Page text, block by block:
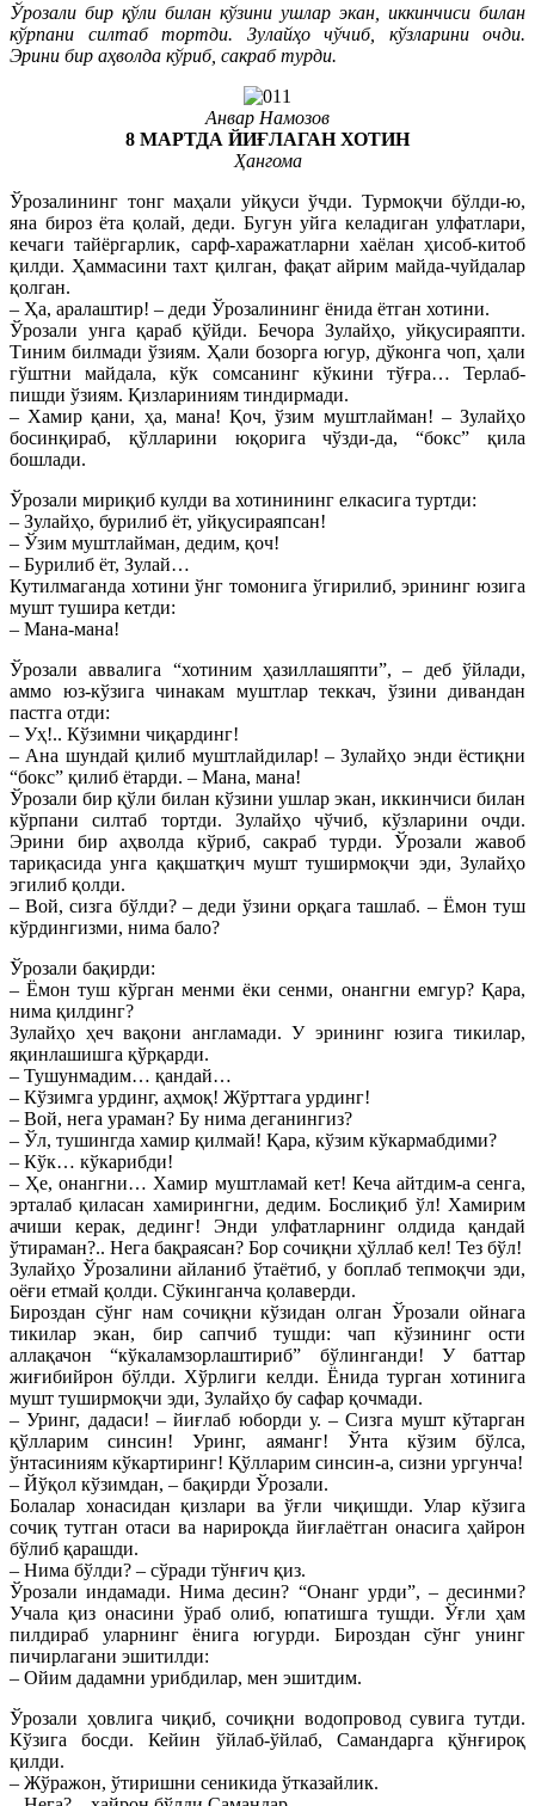
Ўрозали бир қўли билан кўзини ушлар экан, иккинчиси билан
кўрпани силтаб тортди. Зулайҳо чўчиб, кўзларини очди.
Эрини бир аҳволда кўриб, сакраб турди.
Анвар Намозов
8 МАРТДА ЙИҒЛАГАН ХОТИН
Ҳангома
Ўрозалининг тонг маҳали уйқуси ўчди. Турмоқчи бўлди-ю,
яна бироз ёта қолай, деди. Бугун уйга келадиган улфатлари,
кечаги тайёргарлик, сарф-харажатларни хаёлан ҳисоб-китоб
қилди. Ҳаммасини тахт қилган, фақат айрим майда-чуйдалар
қолган.
– Ҳа, аралаштир! – деди Ўрозалининг ёнида ётган хотини.
Ўрозали унга қараб қўйди. Бечора Зулайҳо, уйқусираяпти.
Тиним билмади ўзиям. Ҳали бозорга югур, дўконга чоп, ҳали
гўштни майдала, кўк сомсанинг кўкини тўғра… Терлаб-
пишди ўзиям. Қизлариниям тиндирмади.
– Хамир қани, ҳа, мана! Қоч, ўзим муштлайман! – Зулайҳо
босинқираб, қўлларини юқорига чўзди-да, “бокс” қила
бошлади.
Ўрозали мириқиб кулди ва хотинининг елкасига туртди:
– Зулайҳо, бурилиб ёт, уйқусираяпсан!
– Ўзим муштлайман, дедим, қоч!
– Бурилиб ёт, Зулай…
Кутилмаганда хотини ўнг томонига ўгирилиб, эрининг юзига
мушт тушира кетди:
– Мана-мана!
Ўрозали аввалига “хотиним ҳазиллашяпти”, – деб ўйлади,
аммо юз-кўзига чинакам муштлар теккач, ўзини дивандан
пастга отди:
– Уҳ!.. Кўзимни чиқардинг!
– Ана шундай қилиб муштлайдилар! – Зулайҳо энди ёстиқни
“бокс” қилиб ётарди. – Мана, мана!
Ўрозали бир қўли билан кўзини ушлар экан, иккинчиси билан
кўрпани силтаб тортди. Зулайҳо чўчиб, кўзларини очди.
Эрини бир аҳволда кўриб, сакраб турди. Ўрозали жавоб
тариқасида унга қақшатқич мушт туширмоқчи эди, Зулайҳо
эгилиб қолди.
– Вой, сизга бўлди? – деди ўзини орқага ташлаб. – Ёмон туш
кўрдингизми, нима бало?
Ўрозали бақирди:
– Ёмон туш кўрган менми ёки сенми, онангни емгур? Қара,
нима қилдинг?
Зулайҳо ҳеч вақони англамади. У эрининг юзига тикилар,
яқинлашишга қўрқарди.
– Тушунмадим… қандай…
– Кўзимга урдинг, аҳмоқ! Жўрттага урдинг!
– Вой, нега ураман? Бу нима деганингиз?
– Ўл, тушингда хамир қилмай! Қара, кўзим кўкармабдими?
– Кўк… кўкарибди!
– Ҳе, онангни… Хамир муштламай кет! Кеча айтдим-а сенга,
эрталаб қиласан хамирингни, дедим. Бослиқиб ўл! Хамирим
ачиши керак, дединг! Энди улфатларнинг олдида қандай
ўтираман?.. Нега бақраясан? Бор сочиқни ҳўллаб кел! Тез бўл!
Зулайҳо Ўрозалини айланиб ўтаётиб, у боплаб тепмоқчи эди,
оёғи етмай қолди. Сўкинганча қолаверди.
Бироздан сўнг нам сочиқни кўзидан олган Ўрозали ойнага
тикилар экан, бир сапчиб тушди: чап кўзининг ости
аллақачон “кўкаламзорлаштириб” бўлинганди! У баттар
жиғибийрон бўлди. Хўрлиги келди. Ёнида турган хотинига
мушт туширмоқчи эди, Зулайҳо бу сафар қочмади.
– Уринг, дадаси! – йиғлаб юборди у. – Сизга мушт кўтарган
қўлларим синсин! Уринг, аяманг! Ўнта кўзим бўлса,
ўнтасиниям кўкартиринг! Қўлларим синсин-а, сизни ургунча!
– Йўқол кўзимдан, – бақирди Ўрозали.
Болалар хонасидан қизлари ва ўғли чиқишди. Улар кўзига
сочиқ тутган отаси ва нарироқда йиғлаётган онасига ҳайрон
бўлиб қарашди.
– Нима бўлди? – сўради тўнғич қиз.
Ўрозали индамади. Нима десин? “Онанг урди”, – десинми?
Учала қиз онасини ўраб олиб, юпатишга тушди. Ўғли ҳам
пилдираб уларнинг ёнига югурди. Бироздан сўнг унинг
пичирлагани эшитилди:
– Ойим дадамни урибдилар, мен эшитдим.
Ўрозали ҳовлига чиқиб, сочиқни водопровод сувига тутди.
Кўзига босди. Кейин ўйлаб-ўйлаб, Самандарга қўнғироқ
қилди.
– Жўражон, ўтиришни сеникида ўтказайлик.